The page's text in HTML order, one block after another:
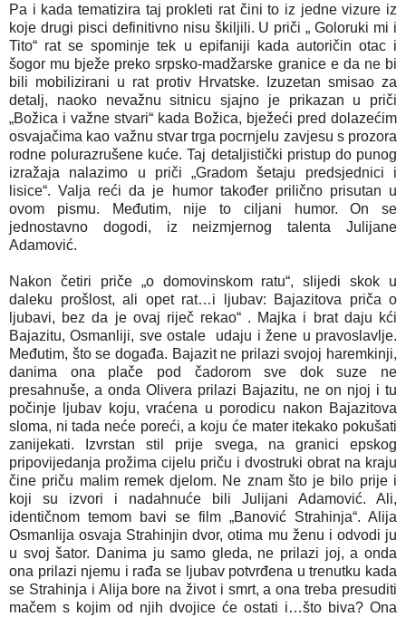
Pa i kada tematizira taj prokleti rat čini to iz jedne vizure iz
koje drugi pisci definitivno nisu škiljili. U priči „ Goloruki mi i
Tito“ rat se spominje tek u epifaniji kada autoričin otac i
šogor mu bježe preko srpsko-madžarske granice e da ne bi
bili mobilizirani u rat protiv Hrvatske. Izuzetan smisao za
detalj, naoko nevažnu sitnicu sjajno je prikazan u priči
„Božica i važne stvari“ kada Božica, bježeći pred dolazećim
osvajačima kao važnu stvar trga pocrnjelu zavjesu s prozora
rodne polurazrušene kuće. Taj detaljistički pristup do punog
izražaja nalazimo u priči „Gradom šetaju predsjednici i
lisice“. Valja reći da je humor također prilično prisutan u
ovom pismu. Međutim, nije to ciljani humor. On se
jednostavno dogodi, iz neizmjernog talenta Julijane
Adamović.
Nakon četiri priče „o domovinskom ratu“, slijedi skok u
daleku prošlost, ali opet rat…i ljubav: Bajazitova priča o
ljubavi, bez da je ovaj riječ rekao“ . Majka i brat daju kći
Bajazitu, Osmanliji, sve ostale udaju i žene u pravoslavlje.
Međutim, što se događa. Bajazit ne prilazi svojoj haremkinji,
danima ona plače pod čadorom sve dok suze ne
presahnuše, a onda Olivera prilazi Bajazitu, ne on njoj i tu
počinje ljubav koju, vraćena u porodicu nakon Bajazitova
sloma, ni tada neće poreći, a koju će mater itekako pokušati
zanijekati. Izvrstan stil prije svega, na granici epskog
pripovijedanja prožima cijelu priču i dvostruki obrat na kraju
čine priču malim remek djelom. Ne znam što je bilo prije i
koji su izvori i nadahnuće bili Julijani Adamović. Ali,
identičnom temom bavi se film „Banović Strahinja“. Alija
Osmanlija osvaja Strahinjin dvor, otima mu ženu i odvodi ju
u svoj šator. Danima ju samo gleda, ne prilazi joj, a onda
ona prilazi njemu i rađa se ljubav potvrđena u trenutku kada
se Strahinja i Alija bore na život i smrt, a ona treba presuditi
mačem s kojim od njih dvojice će ostati i…što biva? Ona